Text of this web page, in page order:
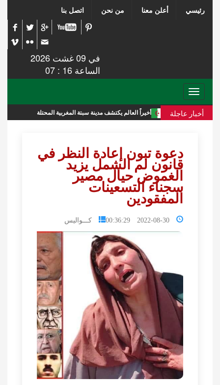
رئيسي أعلن معنا من نحن اتصل بنا
في 09 غشت 2026
الساعة 16 : 07
Toggle
navigation
أخبار عاجلةأخيراً العالم يكتشف مدينة سبتة المغربية المحتلة
دعوة تبون إعادة النظر في
قانون لم الشمل يزيد
الغموض حيال مصير
سجناء التسعينات
المفقودين
2022-08-30 00:36:29 كـــواليس